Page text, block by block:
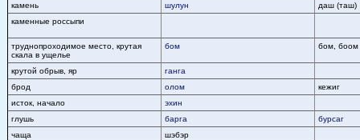
камень шулун
даш (таш)
каменные россыпи
труднопроходимое место, крутая
скала в ущелье
бом бом, боом
крутой обрыв, яр
ганга
брод
олом
кежиг
исток, начало
эхин
глушь
барга
бурсаг
чаща
шэбэр